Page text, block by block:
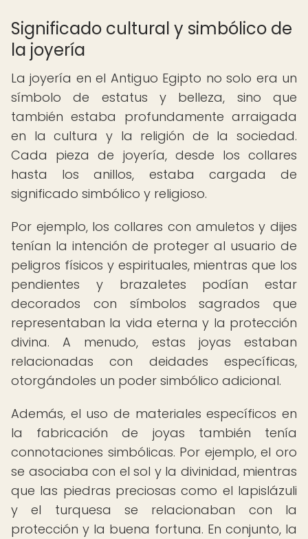
Significado cultural y simbólico de
la joyería
La joyería en el Antiguo Egipto no solo era un
símbolo de estatus y belleza, sino que
también estaba profundamente arraigada
en la cultura y la religión de la sociedad.
Cada pieza de joyería, desde los collares
hasta los anillos, estaba cargada de
significado simbólico y religioso.
Por ejemplo, los collares con amuletos y dijes
tenían la intención de proteger al usuario de
peligros físicos y espirituales, mientras que los
pendientes y brazaletes podían estar
decorados con símbolos sagrados que
representaban la vida eterna y la protección
divina. A menudo, estas joyas estaban
relacionadas con deidades específicas,
otorgándoles un poder simbólico adicional.
Además, el uso de materiales específicos en
la fabricación de joyas también tenía
connotaciones simbólicas. Por ejemplo, el oro
se asociaba con el sol y la divinidad, mientras
que las piedras preciosas como el lapislázuli
y el turquesa se relacionaban con la
protección y la buena fortuna. En conjunto, la